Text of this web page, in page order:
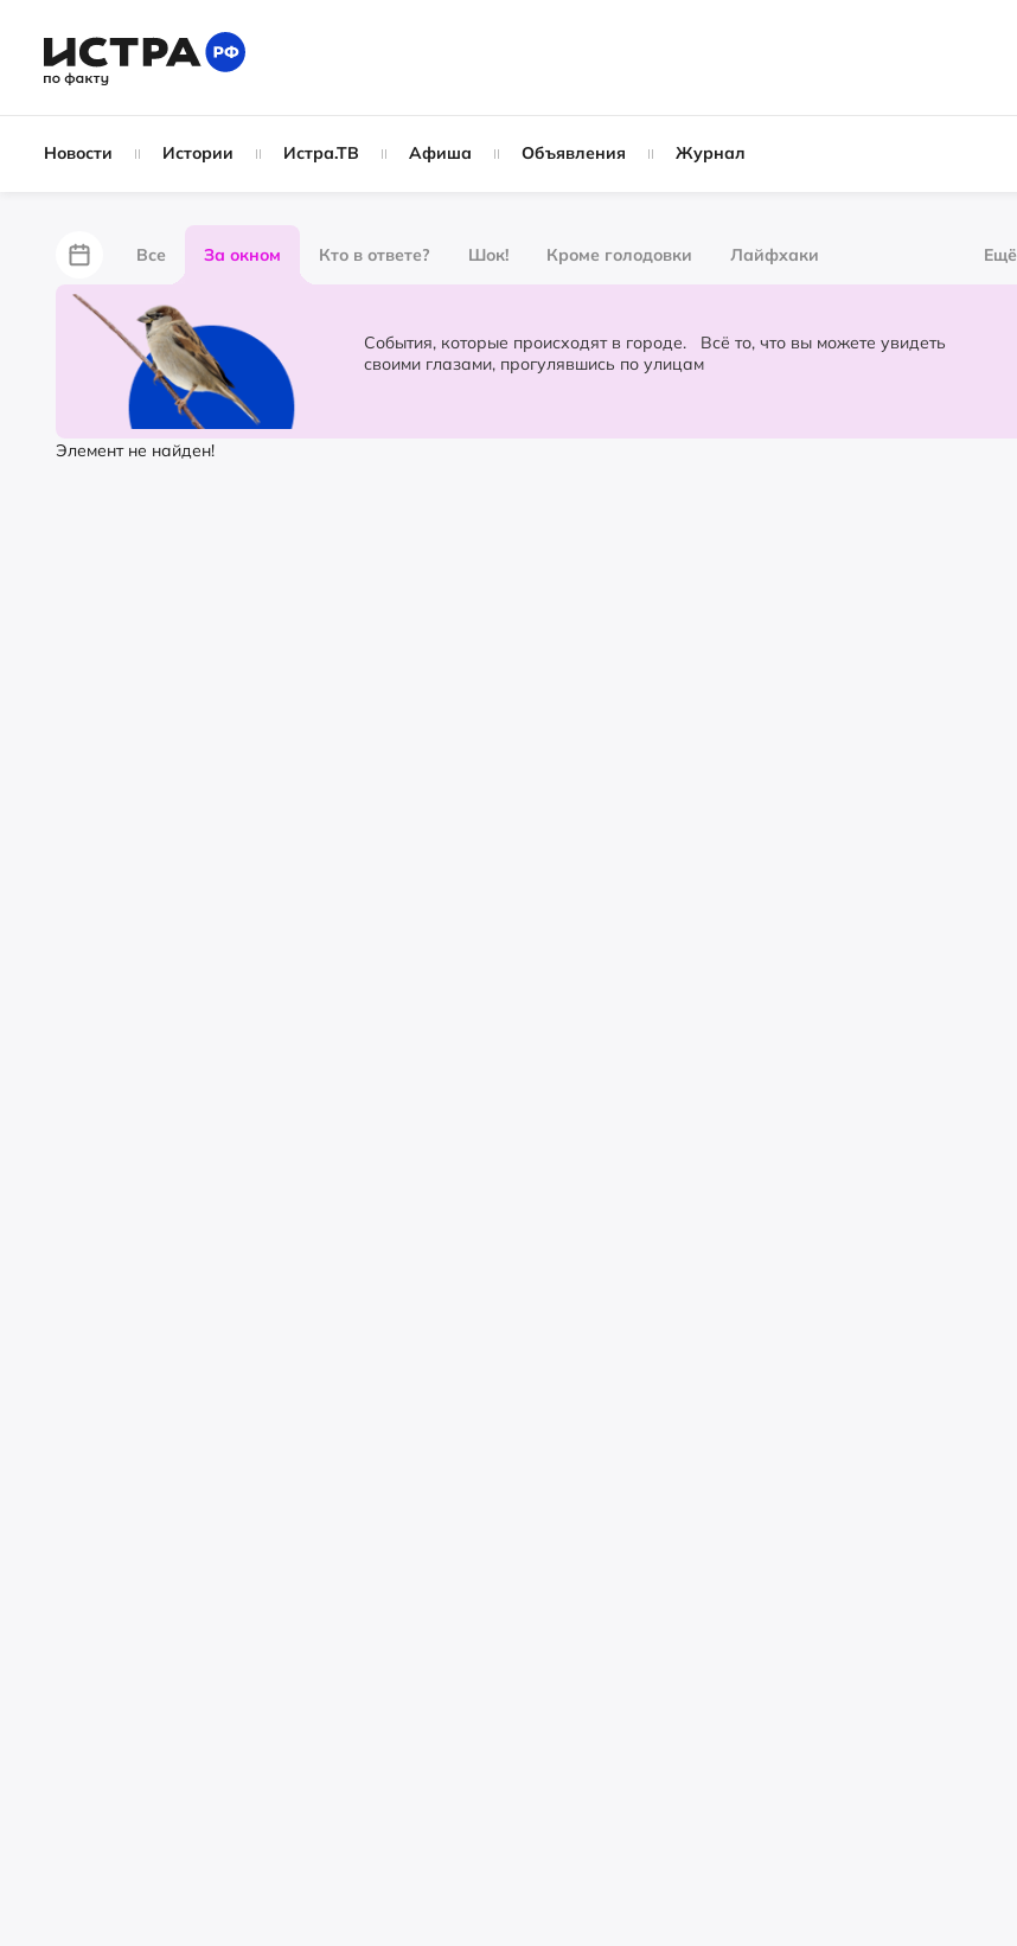
Новости Истории Истра.ТВ Афиша Объявления Журнал
Все За окном Кто в ответе? Шок! Кроме голодовки Лайфхаки
За забором
Партнёрский материал Народные новости Слухи
Ещё
События, которые происходят в городе. Всё то, что вы можете увидеть
своими глазами, прогулявшись по улицам
Элемент не найден!